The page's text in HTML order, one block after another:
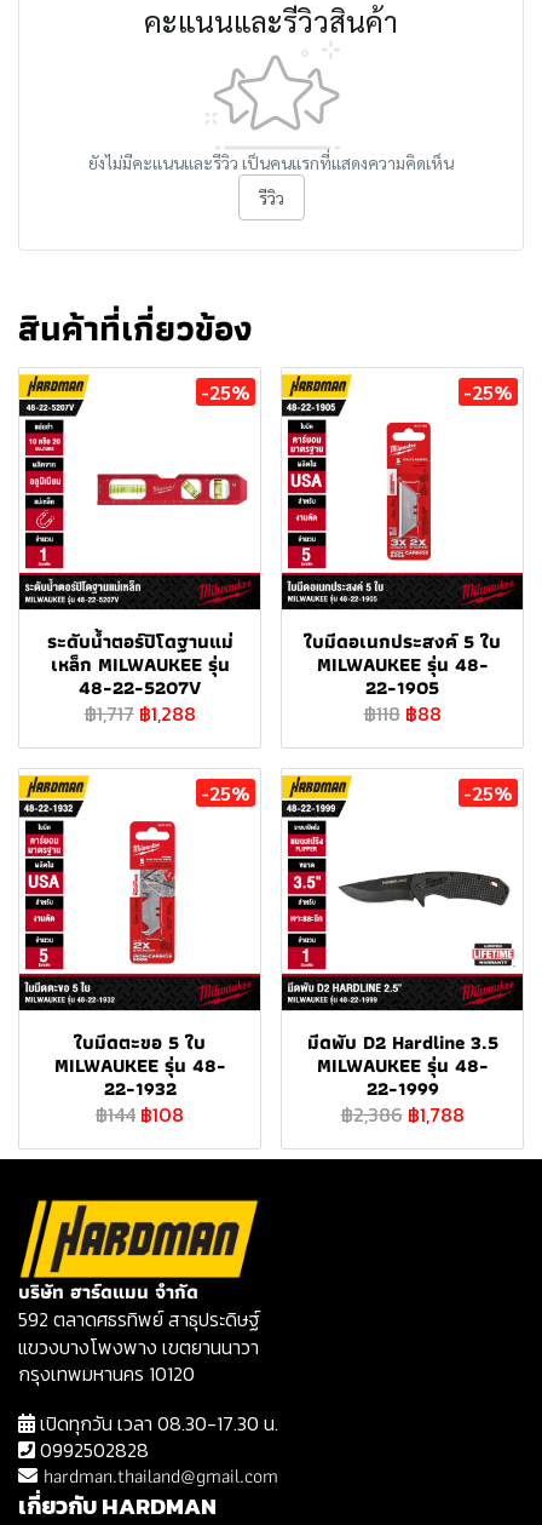
คะแนนและรีวิวสินค้า
ยังไม่มีคะแนนและรีวิว เป็นคนแรกที่แสดงความคิดเห็น
รีวิว
สินค้าที่เกี่ยวข้อง
-25%
ระดับน้ำตอร์ปิโดฐานแม่
เหล็ก MILWAUKEE รุ่น
48-22-5207V
฿1,717 ฿1,288
-25%
ใบมีดอเนกประสงค์ 5 ใบ
MILWAUKEE รุ่น 48-
22-1905
฿118 ฿88
-25%
ใบมีดตะขอ 5 ใบ
MILWAUKEE รุ่น 48-
22-1932
฿144 ฿108
-25%
มีดพับ D2 Hardline 3.5
MILWAUKEE รุ่น 48-
22-1999
฿2,386 ฿1,788
บริษัท ฮาร์ดแมน จำกัด
592 ตลาดศธรทิพย์ สาธุประดิษฐ์
แขวงบางโพงพาง เขตยานนาวา
กรุงเทพมหานคร 10120
เปิดทุกวัน เวลา 08.30-17.30 น.
0992502828
hardman.thailand@gmail.com
เกี่ยวกับ HARDMAN